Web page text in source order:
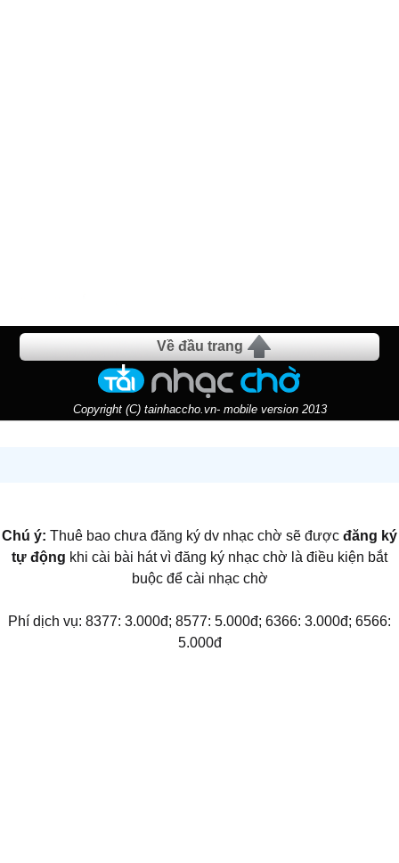
Về đầu trang
Copyright (C) tainhaccho.vn- mobile version 2013
Chú ý: Thuê bao chưa đăng ký dv nhạc chờ sẽ được đăng ký
tự động khi cài bài hát vì đăng ký nhạc chờ là điều kiện bắt
buộc để cài nhạc chờ
Phí dịch vụ: 8377: 3.000đ; 8577: 5.000đ; 6366: 3.000đ; 6566:
5.000đ